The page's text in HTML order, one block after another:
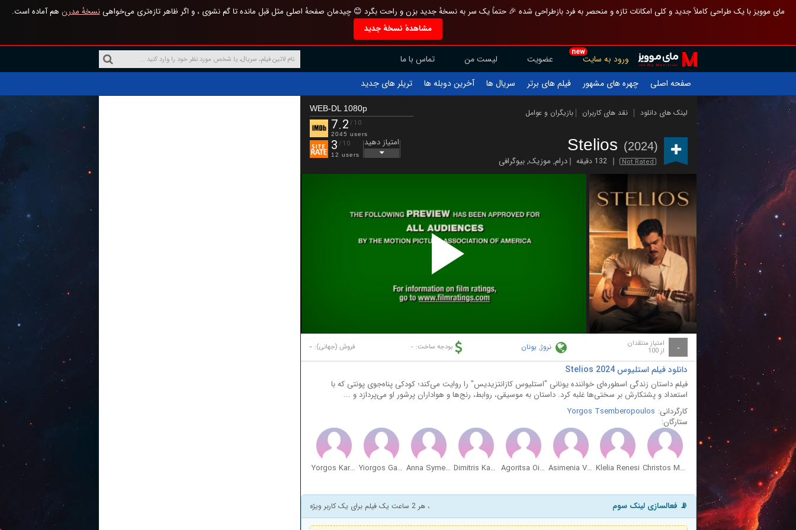
مای موویز با یک طراحی کاملاً جدید و کلی امکانات تازه و منحصر به فرد بازطراحی شده 🎉 حتماً یک سر به نسخهٔ جدید بزن و راحت بگرد 😊 چیدمان صفحهٔ اصلی مثل قبل مانده تا گم نشوی ، و اگر ظاهر تازه‌تری می‌خواهینسخهٔ مدرن هم آماده است.
مشاهدهٔ نسخهٔ جدید
new
ورود به سایت عضویت لیست من
تماس با ما
صفحه اصلی
چهره های مشهور فیلم های برتر سریال ها آخرین دوبله ها تریلر های جدید
لینک های دانلود نقد های کاربران بازیگران و عوامل
Stelios (2024)
Not Rated 132 دقیقه درام, موزیک,بیوگرافی
WEB-DL 1080p
7.2 /10
2045 users
3 /10
12 users
امتیاز دهید
Play
Video
- امتیاز منتقدان
از 100 نروژ, یونان بودجه ساخت: - فروش (جهانی): -
دانلود فیلم استلیوس Stelios 2024
فیلم داستان زندگی اسطوره‌ای خواننده یونانی "استلیوس کازانتزیدیس" را روایت می‌کند؛ کودکی پناه‌جوی پونتی که با
استعداد و پشتکارش بر سختی‌ها غلبه کرد. داستان به موسیقی، روابط، رنج‌ها و هواداران پرشور او می‌پردازد و ...
کارگردانی: Yorgos Tsemberopoulos
ستارگان:
Christos Mastoras
Klelia Renesi
Asimenia Voulioti
Agoritsa Oikonomou
Dimitris Kapouranis
Anna Symeonidou
Yiorgos Gallos
Yorgos Karamihos
📡 فعالسازی لینک سوم ، هر 2 ساعت یک فیلم برای یک کاربر ویژه